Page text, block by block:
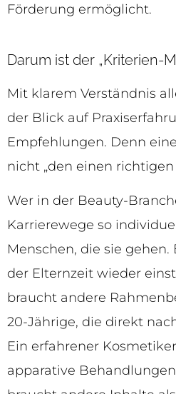
Förderung ermöglicht.
Darum ist der „Kriterien-
Mit klarem Verständnis
der Blick auf
Empfehlungen. Denn
nicht „den einen richtigen
Wer in der Beauty-
Karrierewege so
Menschen, die sie gehen.
der Elternzeit wieder
braucht andere
20-Jährige, die direkt
Ein erfahrener
apparative